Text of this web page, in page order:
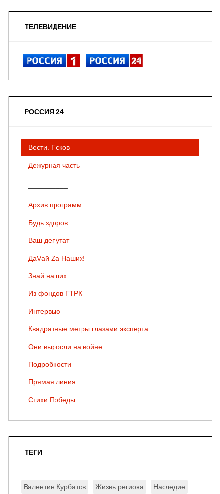
ТЕЛЕВИДЕНИЕ
РОССИЯ 24
Вести. Псков
Дежурная часть
Архив программ
Будь здоров
Ваш депутат
ДаVай Zа Наших!
Знай наших
Из фондов ГТРК
Интервью
Квадратные метры глазами эксперта
Они выросли на войне
Подробности
Прямая линия
Стихи Победы
ТЕГИ
Валентин Курбатов Жизнь региона Наследие